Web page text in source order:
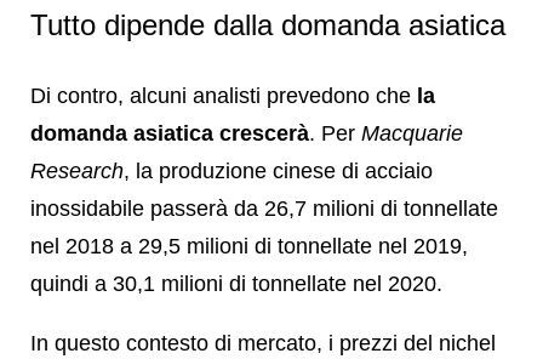
Tutto dipende dalla domanda asiatica
Di contro, alcuni analisti prevedono che la
domanda asiatica crescerà. Per Macquarie
Research, la produzione cinese di acciaio
inossidabile passerà da 26,7 milioni di tonnellate
nel 2018 a 29,5 milioni di tonnellate nel 2019,
quindi a 30,1 milioni di tonnellate nel 2020.
In questo contesto di mercato, i prezzi del nichel